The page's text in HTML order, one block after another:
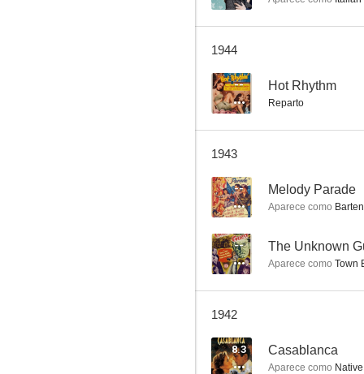
--
1944
-- Hot Rhythm
Reparto
1943
-- Melody Parade
Aparece como
-- The Unknown
Aparece como Town
1942
8.3 Casablanca
Aparece como Native